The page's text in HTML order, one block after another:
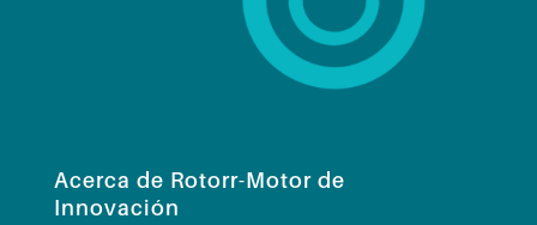
Acerca de Rotorr-Motor de
Innovación